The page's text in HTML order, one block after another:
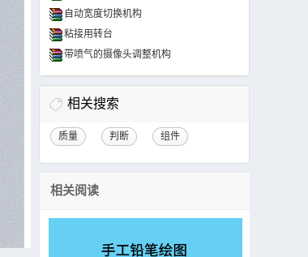
自动宽度切换机构
粘接用转台
带喷气的摄像头调整机构
相关搜索
质量 判断 组件
相关阅读